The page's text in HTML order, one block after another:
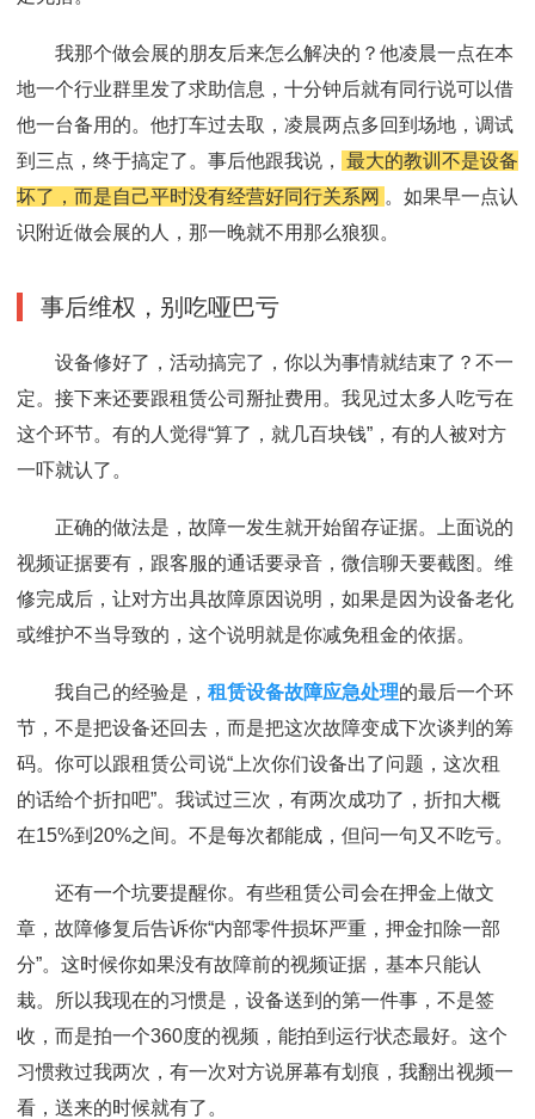
我那个做会展的朋友后来怎么解决的？他凌晨一点在本
地一个行业群里发了求助信息，十分钟后就有同行说可以借
他一台备用的。他打车过去取，凌晨两点多回到场地，调试
到三点，终于搞定了。事后他跟我说，
最大的教训不是设备
坏了，而是自己平时没有经营好同行关系网 。如果早一点认
识附近做会展的人，那一晚就不用那么狼狈。
事后维权，别吃哑巴亏
设备修好了，活动搞完了，你以为事情就结束了？不一
定。接下来还要跟租赁公司掰扯费用。我见过太多人吃亏在
这个环节。有的人觉得“算了，就几百块钱”，有的人被对方
一吓就认了。
正确的做法是，故障一发生就开始留存证据。上面说的
视频证据要有，跟客服的通话要录音，微信聊天要截图。维
修完成后，让对方出具故障原因说明，如果是因为设备老化
或维护不当导致的，这个说明就是你减免租金的依据。
我自己的经验是， 租赁设备故障应急处理的最后一个环
节，不是把设备还回去，而是把这次故障变成下次谈判的筹
码。你可以跟租赁公司说“上次你们设备出了问题，这次租
的话给个折扣吧”。我试过三次，有两次成功了，折扣大概
在15%到20%之间。不是每次都能成，但问一句又不吃亏。
还有一个坑要提醒你。有些租赁公司会在押金上做文
章，故障修复后告诉你“内部零件损坏严重，押金扣除一部
分”。这时候你如果没有故障前的视频证据，基本只能认
栽。所以我现在的习惯是，设备送到的第一件事，不是签
收，而是拍一个360度的视频，能拍到运行状态最好。这个
习惯救过我两次，有一次对方说屏幕有划痕，我翻出视频一
看，送来的时候就有了。